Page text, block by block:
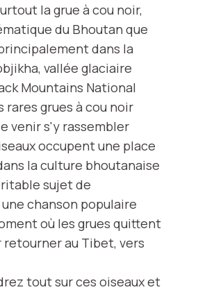
la grue à cou noir,
du Bhoutan que
dans la
vallée glaciaire
Mountains National
rares grues à cou noir
venir s'y rassembler
occupent une place
la culture bhoutanaise
sujet de
chanson populaire
où les grues quittent
retourner au Tibet, vers
tout sur ces oiseaux et